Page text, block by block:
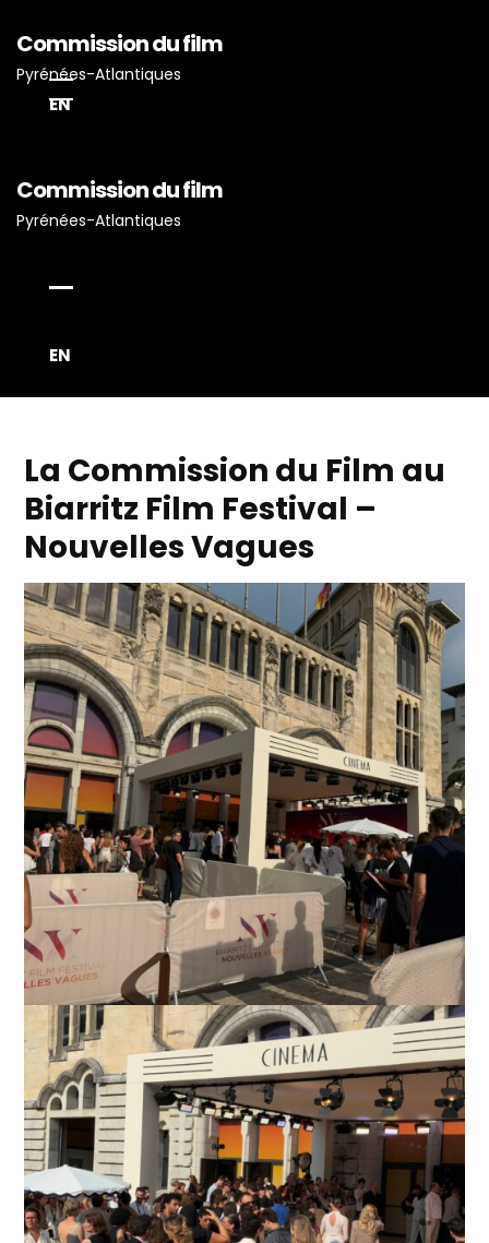
Commission du film
Pyrénées-Atlantiques
EN
Commission du film
Pyrénées-Atlantiques
EN
Accueil
Actualités
La Commission du Film au
Biarritz Film Festival –
Nouvelles Vagues